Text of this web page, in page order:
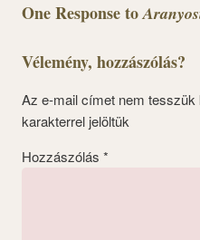
One Response to
Vélemény, hozzászólás?
Az e-mail címet nem tesszük
karakterrel jelöltük
Hozzászólás *